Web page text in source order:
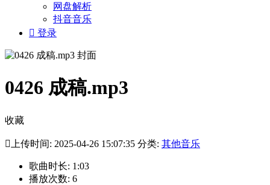
网盘解析
抖音音乐
 登录
0426 成稿.mp3
收藏
 上传时间: 2025-04-26 15:07:35 分类: 其他音乐
歌曲时长: 1:03
播放次数: 6